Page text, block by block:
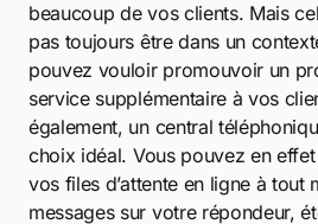
beaucoup de vos clients. Mais
pas toujours être dans un
pouvez vouloir promouvoir un
service supplémentaire à vos
également, un central
choix idéal. Vous pouvez en
vos files d’attente en ligne à tout
messages sur votre répondeur,